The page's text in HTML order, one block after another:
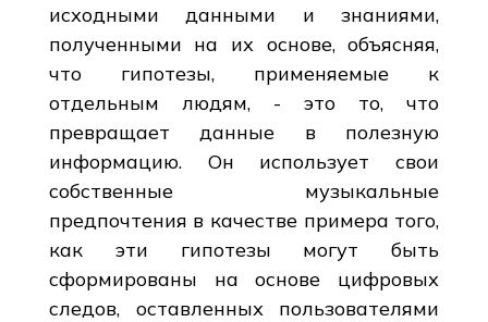
исходными данными и знаниями,
полученными на их основе, объясняя,
что гипотезы, применяемые к
отдельным людям, - это то, что
превращает данные в полезную
информацию. Он использует свои
собственные музыкальные
предпочтения в качестве примера того,
как эти гипотезы могут быть
сформированы на основе цифровых
следов, оставленных пользователями